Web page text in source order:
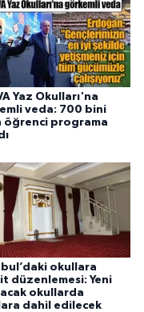
Yaz Okulları'na
veda: 700 bini
öğrenci programa
okullara
düzenlemesi: Yeni
okullarda
dahil edilecek